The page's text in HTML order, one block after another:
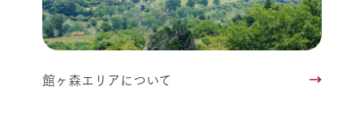
館ヶ森エリアについて